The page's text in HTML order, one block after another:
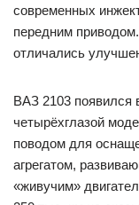
современных
передним
отличались
ВАЗ 2103 появился
четырёхглазой
поводом для
агрегатом,
«живучим»